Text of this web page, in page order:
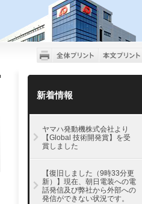
新着情報
ヤマハ発動機株式会社より
【Global 技術開発賞】を受
賞しました
【復旧しました（9時33分更
新）】現在、朝日電装への電
話発信及び弊社から外部への
発信ができない状況です。